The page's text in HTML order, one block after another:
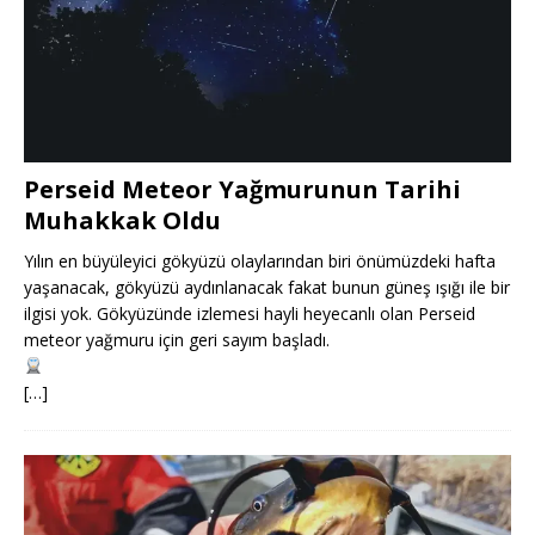
Perseid Meteor Yağmurunun Tarihi
Muhakkak Oldu
Yılın en büyüleyici gökyüzü olaylarından biri önümüzdeki hafta
yaşanacak, gökyüzü aydınlanacak fakat bunun güneş ışığı ile bir
ilgisi yok. Gökyüzünde izlemesi hayli heyecanlı olan Perseid
meteor yağmuru için geri sayım başladı.
[…]